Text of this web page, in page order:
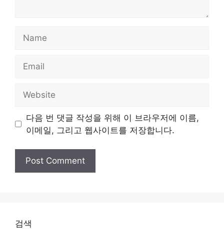
다음 번 댓글 작성을 위해 이 브라우저에 이름,
이메일, 그리고 웹사이트를 저장합니다.
검색